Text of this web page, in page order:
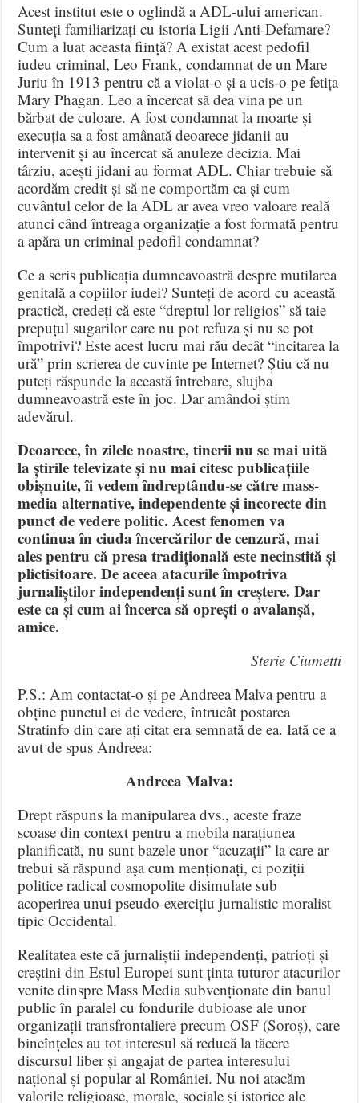
Acest institut este o oglindă a ADL-ului american.
Sunteți familiarizați cu istoria Ligii Anti-Defamare?
Cum a luat aceasta ființă? A existat acest pedofil
iudeu criminal, Leo Frank, condamnat de un Mare
Juriu în 1913 pentru că a violat-o și a ucis-o pe fetița
Mary Phagan. Leo a încercat să dea vina pe un
bărbat de culoare. A fost condamnat la moarte și
execuția sa a fost amânată deoarece jidanii au
intervenit și au încercat să anuleze decizia. Mai
târziu, acești jidani au format ADL. Chiar trebuie să
acordăm credit și să ne comportăm ca și cum
cuvântul celor de la ADL ar avea vreo valoare reală
atunci când întreaga organizație a fost formată pentru
a apăra un criminal pedofil condamnat?
Ce a scris publicația dumneavoastră despre mutilarea
genitală a copiilor iudei? Sunteți de acord cu această
practică, credeți că este “dreptul lor religios” să taie
prepuțul sugarilor care nu pot refuza și nu se pot
împotrivi? Este acest lucru mai rău decât “incitarea la
ură” prin scrierea de cuvinte pe Internet? Știu că nu
puteți răspunde la această întrebare, slujba
dumneavoastră este în joc. Dar amândoi știm
adevărul.
Deoarece, în zilele noastre, tinerii nu se mai uită
la știrile televizate și nu mai citesc publicațiile
obișnuite, îi vedem îndreptându-se către mass-
media alternative, independente și incorecte din
punct de vedere politic. Acest fenomen va
continua în ciuda încercărilor de cenzură, mai
ales pentru că presa tradițională este necinstită și
plictisitoare. De aceea atacurile împotriva
jurnaliștilor independenți sunt în creștere. Dar
este ca și cum ai încerca să oprești o avalanșă,
amice.
Sterie Ciumetti
P.S.: Am contactat-o și pe Andreea Malva pentru a
obține punctul ei de vedere, întrucât postarea
Stratinfo din care ați citat era semnată de ea. Iată ce a
avut de spus Andreea:
Andreea Malva:
Drept răspuns la manipularea dvs., aceste fraze
scoase din context pentru a mobila narațiunea
planificată, nu sunt bazele unor “acuzații” la care ar
trebui să răspund așa cum menționați, ci poziții
politice radical cosmopolite disimulate sub
acoperirea unui pseudo-exercițiu jurnalistic moralist
tipic Occidental.
Realitatea este că jurnaliștii independenți, patrioți și
creștini din Estul Europei sunt ținta tuturor atacurilor
venite dinspre Mass Media subvenționate din banul
public în paralel cu fondurile dubioase ale unor
organizații transfrontaliere precum OSF (Soroș), care
bineînțeles au tot interesul să reducă la tăcere
discursul liber și angajat de partea interesului
național și popular al României. Nu noi atacăm
valorile religioase, morale, sociale și istorice ale